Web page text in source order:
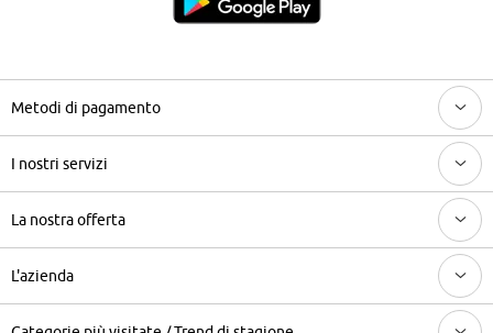
Metodi di pagamento
I nostri servizi
La nostra offerta
L'azienda